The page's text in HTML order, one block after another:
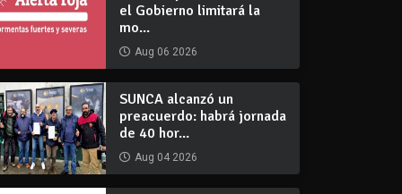
el Gobierno limitará la
mo...
Aug 06 2026
SUNCA alcanzó un
preacuerdo: habrá jornada
de 40 hor...
Aug 04 2026